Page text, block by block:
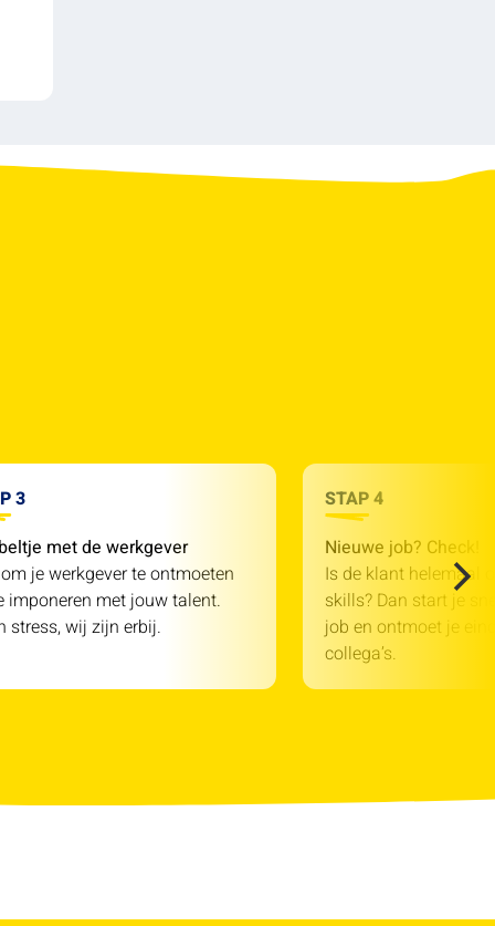
3
met de werkgever
je werkgever te ontmoeten
imponeren met jouw talent.
stress, wij zijn erbij.
STAP 4
Nieuwe job? Check!
Is de klant helemaal
skills? Dan start je
job en ontmoet je
collega’s.